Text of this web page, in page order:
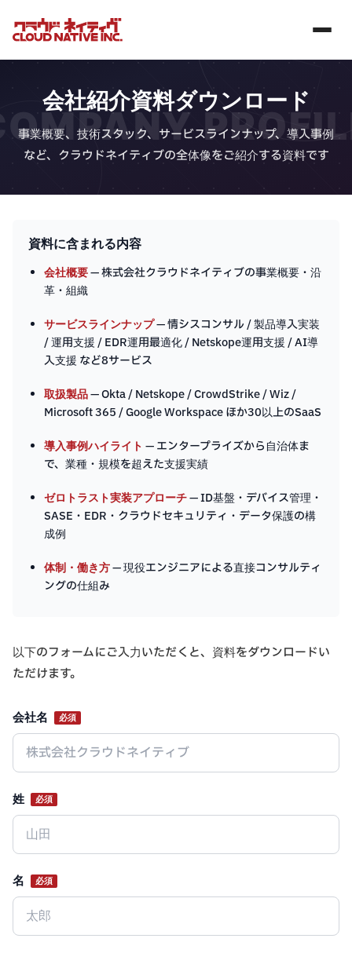
会社紹介資料ダウンロード
事業概要、技術スタック、サービスラインナップ、導入事例
など、クラウドネイティブの全体像をご紹介する資料です
資料に含まれる内容
会社概要— 株式会社クラウドネイティブの事業概要・沿
革・組織
サービスラインナップ— 情シスコンサル / 製品導入実装
/ 運用支援 / EDR運用最適化 / Netskope運用支援 / AI導
入支援 など8サービス
取扱製品— Okta / Netskope / CrowdStrike / Wiz /
Microsoft 365 / Google Workspace ほか30以上のSaaS
導入事例ハイライト — エンタープライズから自治体ま
で、業種・規模を超えた支援実績
ゼロトラスト実装アプローチ— ID基盤・デバイス管理・
SASE・EDR・クラウドセキュリティ・データ保護の構
成例
体制・働き方— 現役エンジニアによる直接コンサルティ
ングの仕組み
以下のフォームにご入力いただくと、資料をダウンロードい
ただけます。
Website
会社名 必須
姓 必須
名 必須